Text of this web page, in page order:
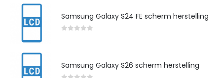
Samsung Galaxy S24 FE scherm herstelling
Samsung Galaxy S26 scherm herstelling